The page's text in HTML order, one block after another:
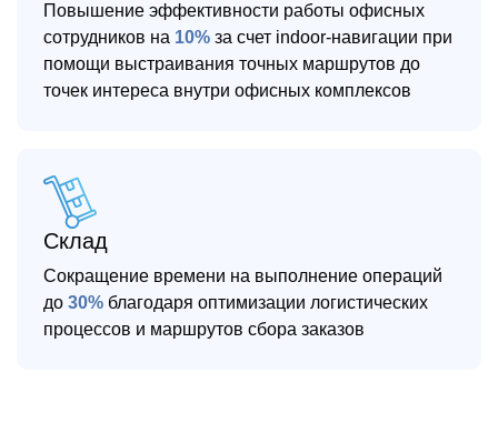
Повышение эффективности работы офисных
сотрудников на 10% за счет indoor-навигации при
помощи выстраивания точных маршрутов до
точек интереса внутри офисных комплексов
Склад
Сокращение времени на выполнение операций
до 30% благодаря оптимизации логистических
процессов и маршрутов сбора заказов